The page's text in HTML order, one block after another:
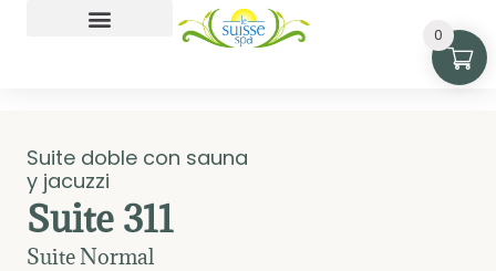
Suite doble con sauna
y jacuzzi
Suite 311
Suite Normal
0